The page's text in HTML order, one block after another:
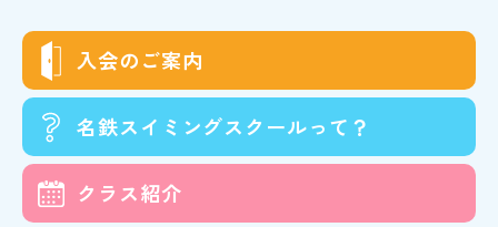
入会のご案内
名鉄スイミングスクールって？
クラス紹介